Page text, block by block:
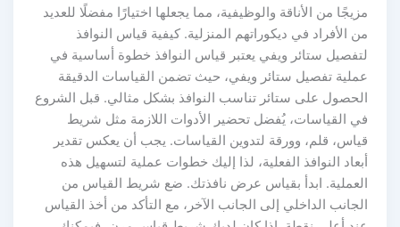
مزيجًا من الأناقة والوظيفية، مما يجعلها اختيارًا مفضلًا للعديد
من الأفراد في ديكوراتهم المنزلية. كيفية قياس النوافذ
لتفصيل ستائر ويفي يعتبر قياس النوافذ خطوة أساسية في
عملية تفصيل ستائر ويفي، حيث تضمن القياسات الدقيقة
الحصول على ستائر تناسب النوافذ بشكل مثالي. قبل الشروع
في القياسات، يُفضل تحضير الأدوات اللازمة مثل شريط
قياس، قلم، وورقة لتدوين القياسات. يجب أن يعكس تقدير
أبعاد النوافذ الفعلية، لذا إليك خطوات عملية لتسهيل هذه
العملية. ابدأ بقياس عرض نافذتك. ضع شريط القياس من
الجانب الداخلي إلى الجانب الآخر، مع التأكد من أخذ القياس